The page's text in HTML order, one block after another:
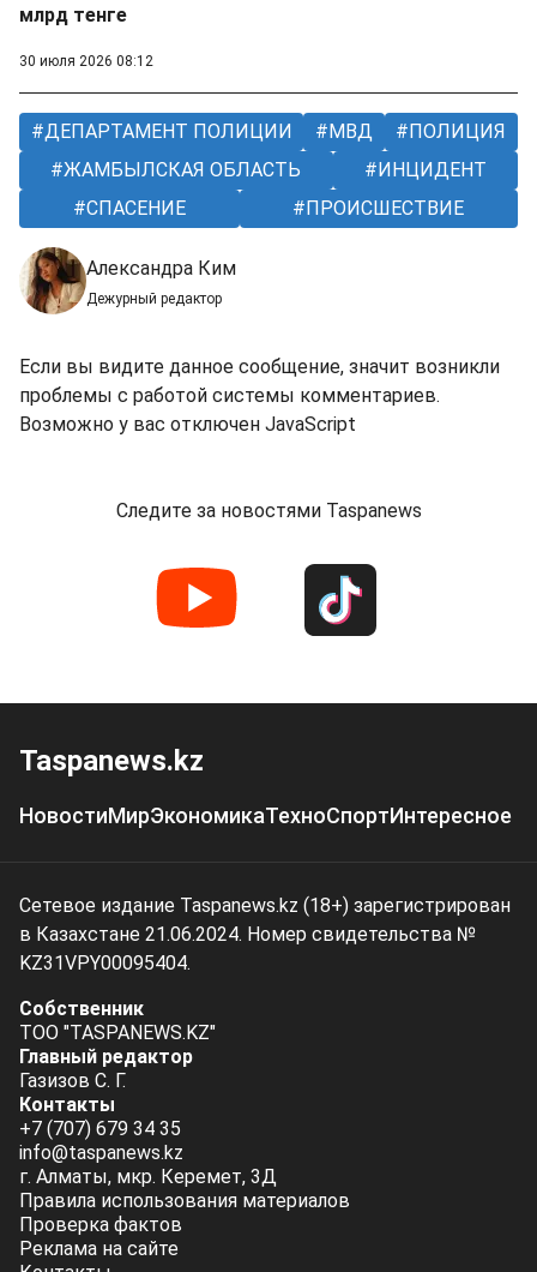
млрд тенге
30 июля 2026 08:12
ДЕПАРТАМЕНТ ПОЛИЦИИ МВД
ПОЛИЦИЯ
ЖАМБЫЛСКАЯ ОБЛАСТЬ
ИНЦИДЕНТ
СПАСЕНИЕ
ПРОИСШЕСТВИЕ
Александра Ким
Дежурный редактор
Если вы видите данное сообщение, значит возникли
проблемы с работой системы комментариев.
Возможно у вас отключен JavaScript
Следите за новостями Taspanews
Taspanews.kz
НовостиМирЭкономикаТехноСпортИнтересное
Сетевое издание Taspanews.kz (18+) зарегистрирован
в Казахстане 21.06.2024. Номер свидетельства №
KZ31VPY00095404.
Собственник
ТОО "TASPANEWS.KZ"
Главный редактор
Газизов С. Г.
Контакты
+7 (707) 679 34 35
info@taspanews.kz
г. Алматы, мкр. Керемет, 3Д
Правила использования материалов
Проверка фактов
Реклама на сайте